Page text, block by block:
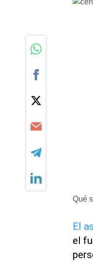
Qué
El
el